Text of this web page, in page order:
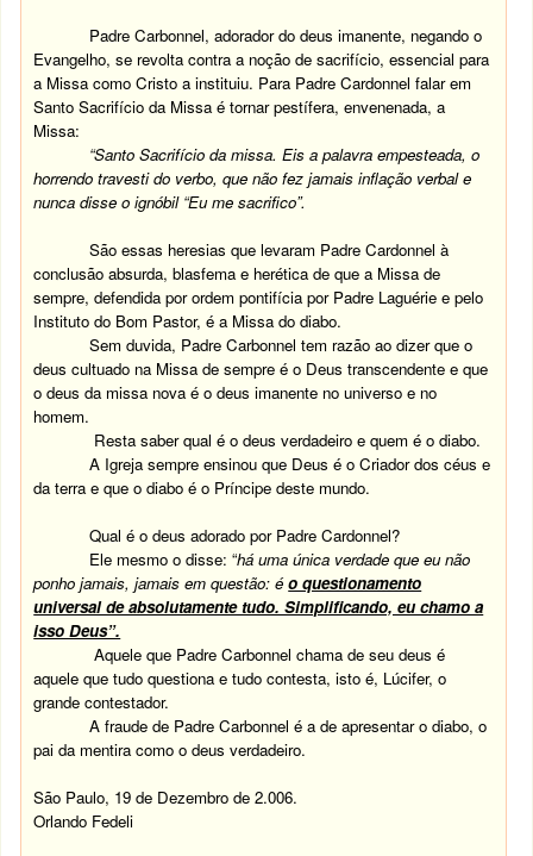
Padre Carbonnel, adorador do deus imanente, negando o
Evangelho, se revolta contra a noção de sacrifício, essencial para
a Missa como Cristo a instituiu. Para Padre Cardonnel falar em
Santo Sacrifício da Missa é tornar pestífera, envenenada, a
Missa:
“Santo Sacrifício da missa. Eis a palavra empesteada, o
horrendo travesti do verbo, que não fez jamais inflação verbal e
nunca disse o ignóbil “Eu me sacrifico”.
São essas heresias que levaram Padre Cardonnel à
conclusão absurda, blasfema e herética de que a Missa de
sempre, defendida por ordem pontifícia por Padre Laguérie e pelo
Instituto do Bom Pastor, é a Missa do diabo.
Sem duvida, Padre Carbonnel tem razão ao dizer que o
deus cultuado na Missa de sempre é o Deus transcendente e que
o deus da missa nova é o deus imanente no universo e no
homem.
Resta saber qual é o deus verdadeiro e quem é o diabo.
A Igreja sempre ensinou que Deus é o Criador dos céus e
da terra e que o diabo é o Príncipe deste mundo.
Qual é o deus adorado por Padre Cardonnel?
Ele mesmo o disse: “há uma única verdade que eu não
ponho jamais, jamais em questão: éo questionamento
universal de absolutamente tudo. Simplificando, eu chamo a
isso Deus”.
Aquele que Padre Carbonnel chama de seu deus é
aquele que tudo questiona e tudo contesta, isto é, Lúcifer, o
grande contestador.
A fraude de Padre Carbonnel é a de apresentar o diabo, o
pai da mentira como o deus verdadeiro.
São Paulo, 19 de Dezembro de 2.006.
Orlando Fedeli